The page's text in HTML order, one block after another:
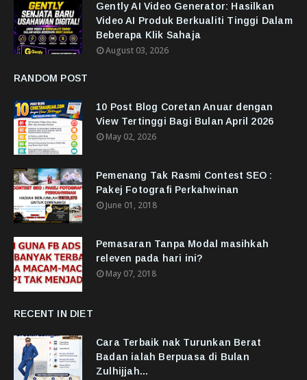
Gently AI Video Generator: Hasilkan
Video AI Produk Berkualiti Tinggi Dalam
Beberapa Klik Sahaja
August 03, 2026
RANDOM POST
10 Post Blog Coretan Anuar dengan
View Tertinggi Bagi Bulan April 2026
May 02, 2026
Pemenang Tak Rasmi Contest SEO :
Pakej Fotografi Perkahwinan
June 01, 2018
Pemasaran Tanpa Modal masihkah
releven pada hari ini?
May 07, 2018
RECENT IN DIET
Cara Terbaik nak Turunkan Berat
Badan ialah Berpuasa di Bulan
Zulhijjah...